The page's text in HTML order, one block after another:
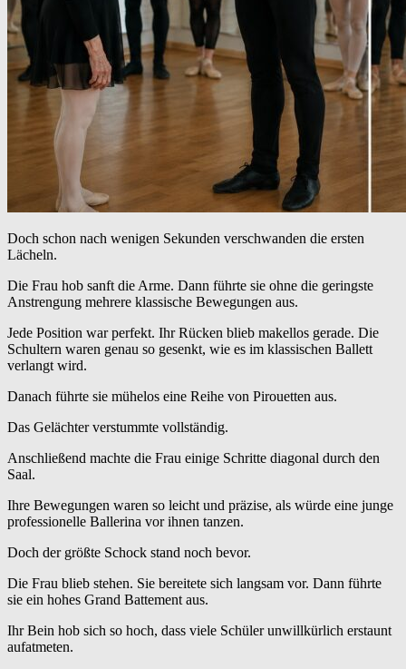
Doch schon nach wenigen Sekunden verschwanden die ersten
Lächeln.
Die Frau hob sanft die Arme. Dann führte sie ohne die geringste
Anstrengung mehrere klassische Bewegungen aus.
Jede Position war perfekt. Ihr Rücken blieb makellos gerade. Die
Schultern waren genau so gesenkt, wie es im klassischen Ballett
verlangt wird.
Danach führte sie mühelos eine Reihe von Pirouetten aus.
Das Gelächter verstummte vollständig.
Anschließend machte die Frau einige Schritte diagonal durch den
Saal.
Ihre Bewegungen waren so leicht und präzise, als würde eine junge
professionelle Ballerina vor ihnen tanzen.
Doch der größte Schock stand noch bevor.
Die Frau blieb stehen. Sie bereitete sich langsam vor. Dann führte
sie ein hohes Grand Battement aus.
Ihr Bein hob sich so hoch, dass viele Schüler unwillkürlich erstaunt
aufatmeten.